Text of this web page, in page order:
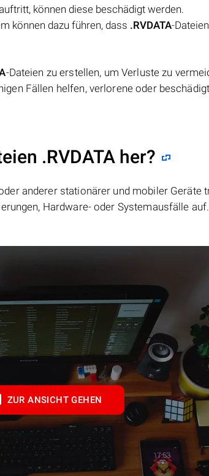
können diese beschädigt werden.
können dazu führen, dass .RVDATA-
-Dateien zu erstellen, um Verluste zu
Fällen helfen, verlorene oder
.RVDATA her?
anderer stationärer und mobiler Geräte
Hardware- oder Systemausfälle
ZUR ANSICHT GEHEN